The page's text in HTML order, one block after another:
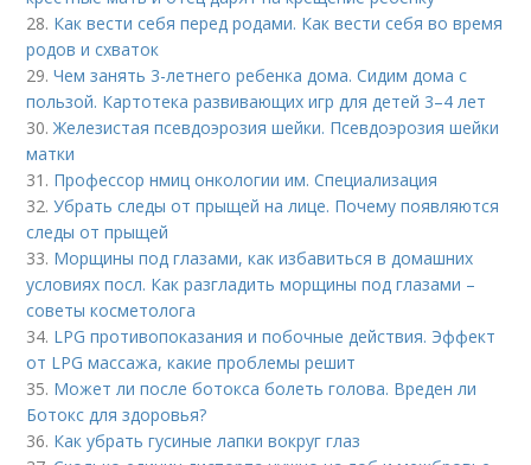
28. Как вести себя перед родами. Как вести себя во время
родов и схваток
29.Чем занять 3-летнего ребенка дома. Сидим дома с
пользой. Картотека развивающих игр для детей 3–4 лет
30.Железистая псевдоэрозия шейки. Псевдоэрозия шейки
матки
31. Профессор нмиц онкологии им. Специализация
32.Убрать следы от прыщей на лице. Почему появляются
следы от прыщей
33. Морщины под глазами, как избавиться в домашних
условиях посл. Как разгладить морщины под глазами –
советы косметолога
34. LPG противопоказания и побочные действия. Эффект
от LPG массажа, какие проблемы решит
35. Может ли после ботокса болеть голова. Вреден ли
Ботокс для здоровья?
36. Как убрать гусиные лапки вокруг глаз